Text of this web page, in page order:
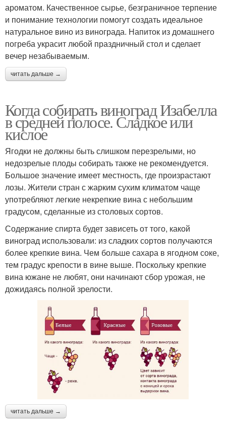
ароматом. Качественное сырье, безграничное терпение
и понимание технологии помогут создать идеальное
натуральное вино из винограда. Напиток из домашнего
погреба украсит любой праздничный стол и сделает
вечер незабываемым.
читать дальше →
Когда собирать виноград Изабелла
в средней полосе. Сладкое или
кислое
Ягодки не должны быть слишком перезрелыми, но
недозрелые плоды собирать также не рекомендуется.
Большое значение имеет местность, где произрастают
лозы. Жители стран с жарким сухим климатом чаще
употребляют легкие некрепкие вина с небольшим
градусом, сделанные из столовых сортов.
Содержание спирта будет зависеть от того, какой
виноград использовали: из сладких сортов получаются
более крепкие вина. Чем больше сахара в ягодном соке,
тем градус крепости в вине выше. Поскольку крепкие
вина южане не любят, они начинают сбор урожая, не
дожидаясь полной зрелости.
читать дальше →